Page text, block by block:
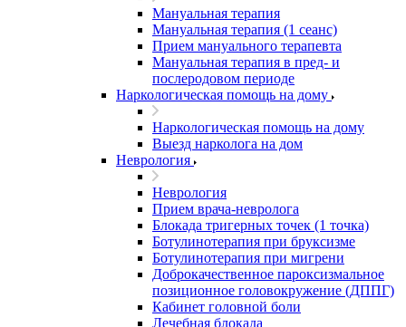
Мануальная терапия
Мануальная терапия (1 сеанс)
Прием мануального терапевта
Мануальная терапия в пред- и
послеродовом периоде
Наркологическая помощь на дому
Наркологическая помощь на дому
Выезд нарколога на дом
Неврология
Неврология
Прием врача-невролога
Блокада тригерных точек (1 точка)
Ботулинотерапия при бруксизме
Ботулинотерапия при мигрени
Доброкачественное пароксизмальное
позиционное головокружение (ДППГ)
Кабинет головной боли
Лечебная блокада